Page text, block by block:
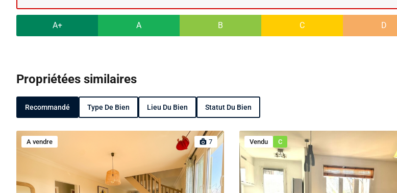
A+ A B C D
Propriétées similaires
Recommandé Type De Bien Lieu Du Bien Statut Du Bien
A vendre 7 Vendu C